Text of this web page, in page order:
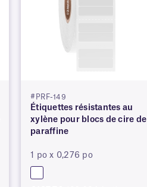
#PRF-149
Étiquettes résistantes au
xylène pour blocs de cire de
paraffine
1 po x 0,276 po